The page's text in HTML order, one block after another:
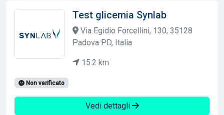
Test glicemia Synlab
Via Egidio Forcellini, 130, 35128
Padova PD, Italia
15.2 km
Non verificato
Vedi dettagli